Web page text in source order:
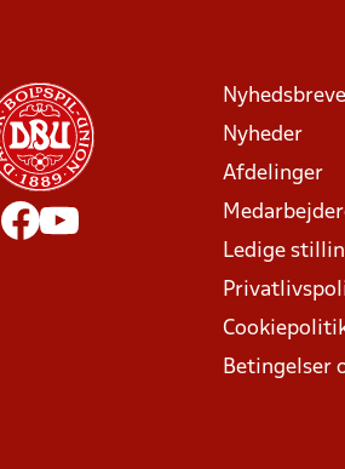
Nyhedsbreve
Nyheder
Afdelinger
Ledige
Betingelser